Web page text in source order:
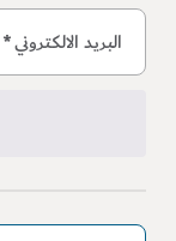
البريد الالكتروني*